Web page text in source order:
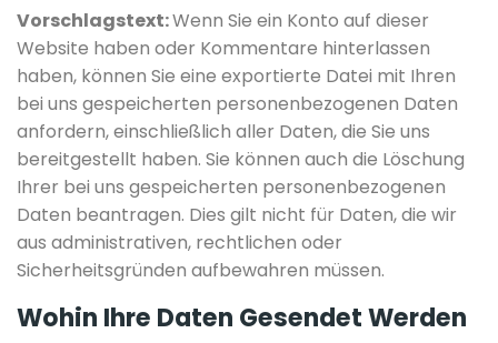
Vorschlagstext:Wenn Sie ein Konto auf dieser
Website haben oder Kommentare hinterlassen
haben, können Sie eine exportierte Datei mit Ihren
bei uns gespeicherten personenbezogenen Daten
anfordern, einschließlich aller Daten, die Sie uns
bereitgestellt haben. Sie können auch die Löschung
Ihrer bei uns gespeicherten personenbezogenen
Daten beantragen. Dies gilt nicht für Daten, die wir
aus administrativen, rechtlichen oder
Sicherheitsgründen aufbewahren müssen.
Wohin Ihre Daten Gesendet Werden